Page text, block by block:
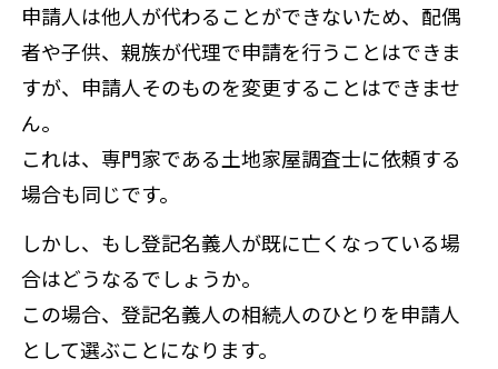
申請人は他人が代わることができないため、配偶
者や子供、親族が代理で申請を行うことはできま
すが、申請人そのものを変更することはできませ
ん。
これは、専門家である土地家屋調査士に依頼する
場合も同じです。
しかし、もし登記名義人が既に亡くなっている場
合はどうなるでしょうか。
この場合、登記名義人の相続人のひとりを申請人
として選ぶことになります。